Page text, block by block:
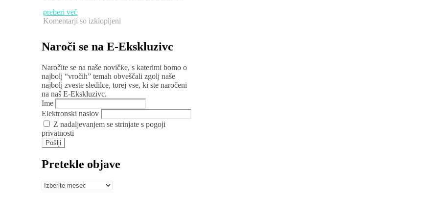
preberi več
Komentarji so izklopljeni
S
v
svet
Naroči se na E-Ekskluzivc
Naročite se na naše novičke, s katerimi bomo o
najbolj “vročih” temah obveščali zgolj naše
najbolj zveste sledilce, torej vse, ki ste naročeni
na naš E-Ekskluzivc.
Ime
Elektronski naslov
Z nadaljevanjem se strinjate s pogoji
privatnosti
Pretekle objave
Pretekle